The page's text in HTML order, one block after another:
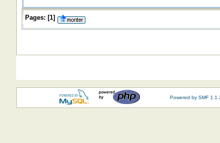
Pages: [1]
Powered by SMF